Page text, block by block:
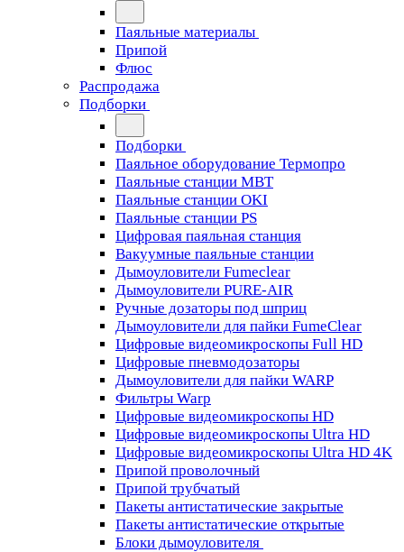
Паяльные материалы
Припой
Флюс
Распродажа
Подборки
Подборки
Паяльное оборудование Термопро
Паяльные станции MBT
Паяльные станции OKI
Паяльные станции PS
Цифровая паяльная станция
Вакуумные паяльные станции
Дымоуловители Fumeclear
Дымоуловители PURE-AIR
Ручные дозаторы под шприц
Дымоуловители для пайки FumeClear
Цифровые видеомикроскопы Full HD
Цифровые пневмодозаторы
Дымоуловители для пайки WARP
Фильтры Warp
Цифровые видеомикроскопы HD
Цифровые видеомикроскопы Ultra HD
Цифровые видеомикроскопы Ultra HD 4K
Припой проволочный
Припой трубчатый
Пакеты антистатические закрытые
Пакеты антистатические открытые
Блоки дымоуловителя